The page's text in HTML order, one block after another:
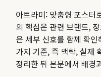
아트라미: 맞춤형 포스터
의 핵심은 관련 브랜드,
은 세부 신호를 함께 확
가지 기준, 즉 맥락, 실제
정리한 뒤 본문에서 배경